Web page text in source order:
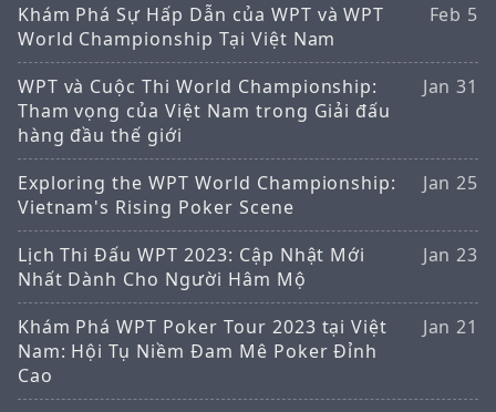
Khám Phá Sự Hấp Dẫn của WPT và WPT
World Championship Tại Việt Nam
Feb 5
WPT và Cuộc Thi World Championship:
Tham vọng của Việt Nam trong Giải đấu
hàng đầu thế giới
Jan 31
Exploring the WPT World Championship:
Vietnam's Rising Poker Scene
Jan 25
Lịch Thi Đấu WPT 2023: Cập Nhật Mới
Nhất Dành Cho Người Hâm Mộ
Jan 23
Khám Phá WPT Poker Tour 2023 tại Việt
Nam: Hội Tụ Niềm Đam Mê Poker Đỉnh
Cao
Jan 21